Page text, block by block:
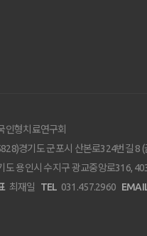
인형치료연구회
경기도 군포시 산본로324번길 8
도 용인시 수지구 광교중앙로316,
최재일 TEL 031.457.2960